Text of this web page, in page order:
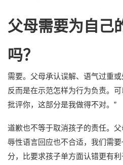
父母需要为自己
吗？
需要。父母承认误解、语气过重或
反而是在示范怎样为行为负责。
批评你，这部分是我做得不对。”
道歉也不等于取消孩子的责任。
辱性语言回应也不合适，我们需
分，比要求孩子单方面认错更有利